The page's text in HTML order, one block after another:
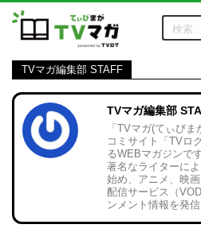
TVマガ編集部 STAFF
TVマガ編集部
「TVマガ(てぃび
コミサイト「TVロ
るWEBマガジンで
著名なライターに
始め、アニメ、映
配信サービス（
ンメント情報を発信